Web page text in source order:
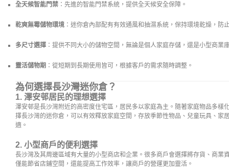
全天候智能門禁 ：先進的智能門禁系統，提供全天候安全保障。
乾爽無霉儲物環境 ：迷你倉內部配有有效通風和抽濕系統，保持環境乾燥，防
多尺寸選擇 ：提供不同大小的儲物空間，無論是個人家庭存儲，還是小型商業
靈活儲物期 ：從短期到長期使用皆可，根據客戶的需求隨時調整。
為何選擇長沙灣迷你倉？
1. 澤安邨居民的理想選擇
澤安邨是長沙灣附近的高密度住宅區，居民多以家庭為主。隨著家庭物品多樣
擇長沙灣的迷你倉，可以有效釋放家庭空間，存放季節性物品、兒童玩具、家
適。
2. 小型商戶的便利選擇
長沙灣及其周邊區域有大量的小型商店和企業。很多商戶會選擇將存貨、商業
僅能節省店鋪空間，還能提高工作效率，讓商戶的營運更加靈活。